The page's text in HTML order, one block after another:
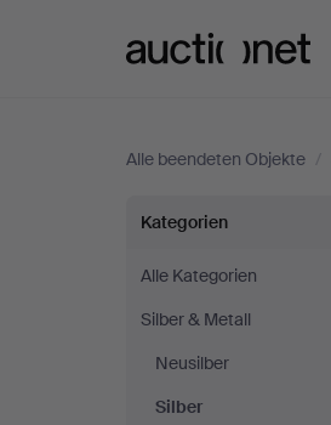
Alle beendeten Objekte /
Silber
in
Vereinigtes
Königreich
Kategorien
Alle Kategorien
Silber & Metall
Neusilber
Silber